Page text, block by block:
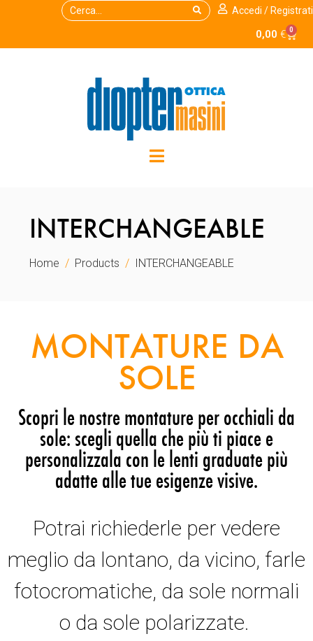
Accedi / Registrati
0,00 € 0
INTERCHANGEABLE
Home Products INTERCHANGEABLE
MONTATURE DA
SOLE
Scopri le nostre montature per occhiali da
sole: scegli quella che più ti piace e
personalizzala con le lenti graduate più
adatte alle tue esigenze visive.
Potrai richiederle per vedere
meglio da lontano, da vicino, farle
fotocromatiche, da sole normali
o da sole polarizzate.